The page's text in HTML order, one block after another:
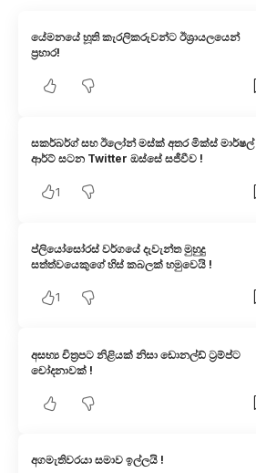
යේමනයේ හූති කැරලිකරුවන්ට ඊශ්‍රායලයෙන්
ප්‍රහාර!
සකර්බර්ග් සහ ඊලෝන් මස්ක් අතර මික්ස් මාර්ෂල්
ආර්ට් සටන Twitter ඔස්සේ සජීවීව !
1
ප්ලියෝසෝරස් වර්ගයේ දැවැන්ත මුහුදු
සත්ත්වයෙකුගේ හිස් කබලක් හමුවෙයි !
1
අසභ්‍ය චිත්‍රපට නිළියක් නිසා ඩොනල්ඩ් ට්‍රම්ප්ට
චෝදනාවක් !
අගමැතිවරයා සමාව ඉල්ලයි !